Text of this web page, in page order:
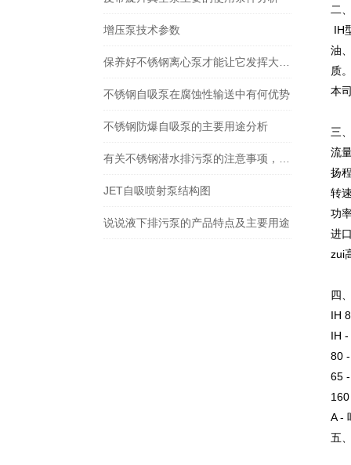
增压泵技术参数
不锈钢自吸泵在腐蚀性输送中有何优势
不锈钢防爆自吸泵的主要用途分析
JET自吸喷射泵结构图
说说液下排污泵的产品特点及主要用途
二
IH
油
质
本
三
流
扬
转
功
进
zui
四
IH
IH
80
65
A -
五